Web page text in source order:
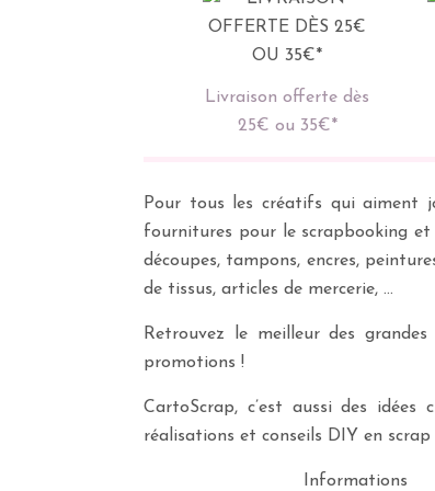
Livraison offerte dès
25€ ou 35€*
Pour tous les créatifs qui aiment
fournitures pour le scrapbooking et
découpes, tampons, encres,
de tissus, articles de mercerie, …
Retrouvez le meilleur des
promotions !
CartoScrap, c’est aussi des
réalisations et conseils DIY en
Informations